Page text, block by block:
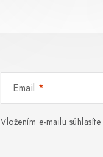
Email
Vložením e-mailu súhlasíte